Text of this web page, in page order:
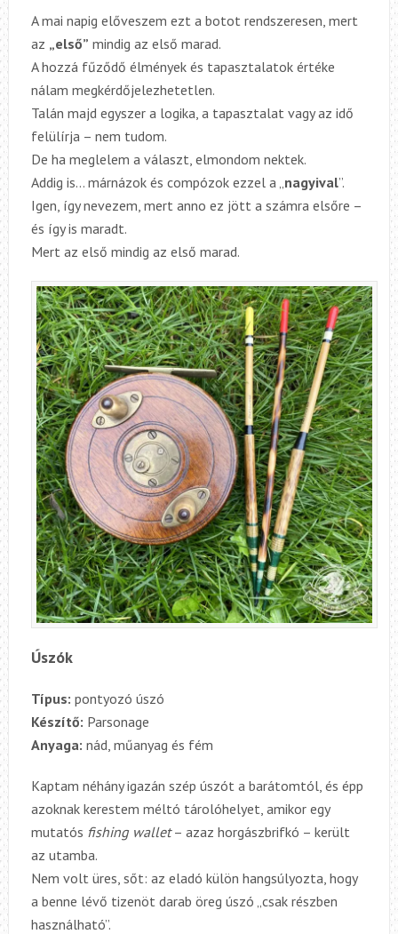
A mai napig előveszem ezt a botot rendszeresen, mert
az „első” mindig az első marad.
A hozzá fűződő élmények és tapasztalatok értéke
nálam megkérdőjelezhetetlen.
Talán majd egyszer a logika, a tapasztalat vagy az idő
felülírja – nem tudom.
De ha meglelem a választ, elmondom nektek.
Addig is… márnázok és compózok ezzel a „nagyival”.
Igen, így nevezem, mert anno ez jött a számra elsőre –
és így is maradt.
Mert az első mindig az első marad.
Úszók
Típus: pontyozó úszó
Készítő: Parsonage
Anyaga: nád, műanyag és fém
Kaptam néhány igazán szép úszót a barátomtól, és épp
azoknak kerestem méltó tárolóhelyet, amikor egy
mutatós fishing wallet– azaz horgászbrifkó – került
az utamba.
Nem volt üres, sőt: az eladó külön hangsúlyozta, hogy
a benne lévő tizenöt darab öreg úszó „csak részben
használható”.